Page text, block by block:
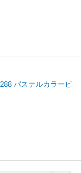
パステルカラービ